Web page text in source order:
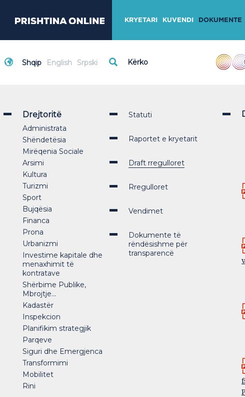
KRYETARI KUVENDI DOKUMENTE
Shqip English Srpski
Drejtoritë
Administrata
Shëndetësia
Mirëqenia Sociale
Arsimi
Kultura
Turizmi
Sport
Bujqësia
Financa
Prona
Urbanizmi
Investime kapitale dhe
menaxhimit të
kontratave
Shërbime Publike,
Mbrojtje...
Kadastër
Inspekcion
Planifikim strategjik
Parqeve
Siguri dhe Emergjenca
Transformimi
Mobilitet
Rini
Statuti
Raportet e kryetarit
Draft rregulloret
Rregulloret
Vendimet
Dokumente të
rëndësishme për
transparencë